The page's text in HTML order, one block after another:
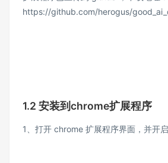
https://github.com/herogus/
1.2 安装到chrome扩展程序
1、打开 chrome 扩展程序界面，并开启